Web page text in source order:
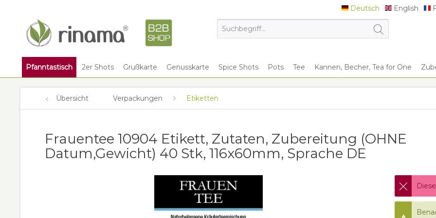
Deutsch
Deutsch English
English
Pfanntastisch 2er Shots Grußkarte Genusskarte Spice Shots Pots Tee Kannen, Becher, Tea for One
Übersicht Verpackungen Etiketten
Frauentee 10904 Etikett, Zutaten, Zubereitung (OHNE
Datum,Gewicht) 40 Stk, 116x60mm, Sprache DE